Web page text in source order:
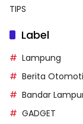
TIPS
Label
Lampung
Berita
Bandar
GADGET